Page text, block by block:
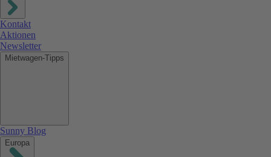
Kontakt
Aktionen
Newsletter
Mietwagen-Tipps
Sunny Blog
Europa